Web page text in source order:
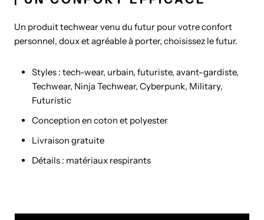
Un produit techwear venu du futur pour votre confort
personnel, doux et agréable à porter, choisissez le futur.
Styles : tech-wear, urbain, futuriste, avant-gardiste,
Techwear, Ninja Techwear, Cyberpunk, Military,
Futuristic
Conception en coton et polyester
Livraison gratuite
Détails : matériaux respirants